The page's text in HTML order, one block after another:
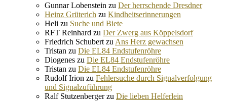
Gunnar Lobenstein zu Der herrschende Dresdner
Heinz Grüterich zu Kindheitserinnerungen
Heli zu Suche und Biete
RFT Reinhard zu Der Zwerg aus Köppelsdorf
Friedrich SchubertzuAns Herz gewachsen
Tristan zu Die EL84 Endstufenröhre
Diogenes zu Die EL84 Endstufenröhre
Tristan zu Die EL84 Endstufenröhre
Rudolf Irion zu Fehlersuche durch Signalverfolgung
und Signalzuführung
Ralf Stutzenbergerzu Die lieben Helferlein